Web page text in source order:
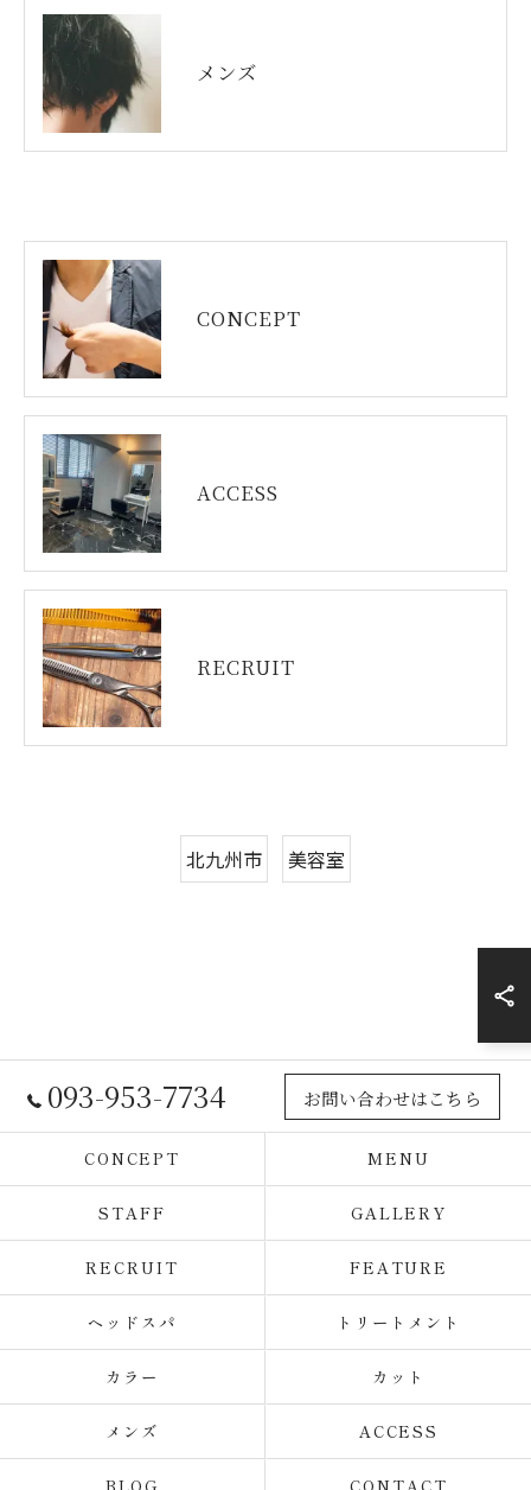
メンズ
CONCEPT
ACCESS
RECRUIT
北九州市 美容室
093-953-7734 お問い合わせはこちら
CONCEPT MENU
STAFF GALLERY
RECRUIT FEATURE
ヘッドスパ トリートメント
カラー カット
メンズ ACCESS